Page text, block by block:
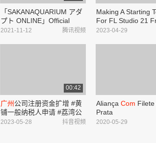
「SAKANAQUARIUM アダ
プト ONLINE」Official
Trailer part1
腾讯视频
2021-11-12
Making A Starting
For FL Studio 21
Download
2023-04-29
00:42
广州 公司注册资金扩增 #黄
铺一般纳税人申请 #荔湾公
司注销 #广州 出口退税 #广
抖音视频
2023-05-28
Aliança Com
Prata
2020-05-29